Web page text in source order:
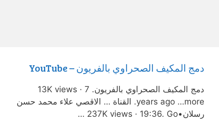
دمج المكيف الصحراوي بالفريون – YouTube
دمج المكيف الصحراوي بالفريون. 13K views · 7
years ago …more. القناة … الاقصي علاء محمد حسن
رسلان•237K views · 19:36. Go …